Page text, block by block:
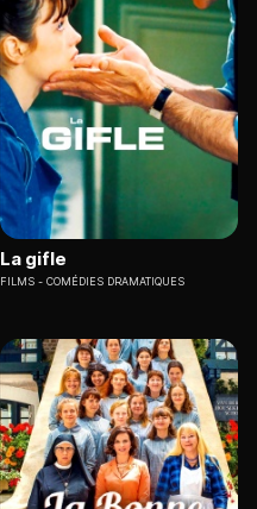
La gifle
FILMS COMÉDIES DRAMATIQUES